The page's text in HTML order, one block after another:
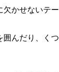
欠かせないテー
囲んだり、くつ